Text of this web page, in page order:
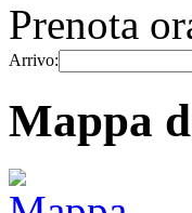
Prenota
Arrivo:
Mappa